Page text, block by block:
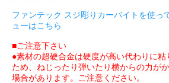
ファンテック スジ彫りカーバイトを使っ
ューはこちら
■ご注意下さい
●素材の超硬合金は硬度が高い代わりに
ため、ねじったり弾いたり横からの力が
場合があります。ご注意ください。